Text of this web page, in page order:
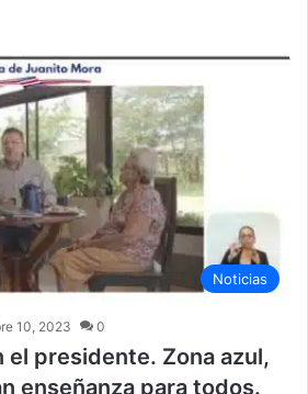
Noticias
10, 2023 0
el presidente. Zona azul,
enseñanza para todos.